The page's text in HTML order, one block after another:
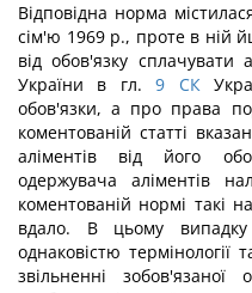
Відповідна норма
сім'ю 1969 p., проте в ній
від обов'язку
України в гл. 9 СК
обов'язки, а про права
коментованій статті
аліментів від його
одержувача аліментів
коментованій нормі такі
вдало. В цьому
однаковістю
звільненні